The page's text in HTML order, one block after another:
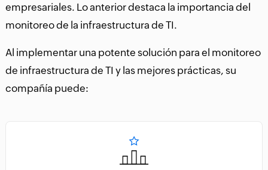
empresariales. Lo anterior destaca la importancia del
monitoreo de la infraestructura de TI.
Al implementar una potente solución para el monitoreo
de infraestructura de TI y las mejores prácticas, su
compañía puede: